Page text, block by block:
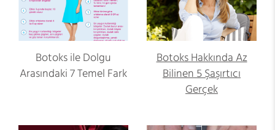
Botoks ile Dolgu
Arasındaki 7 Temel Fark
Botoks Hakkında Az
Bilinen 5 Şaşırtıcı
Gerçek